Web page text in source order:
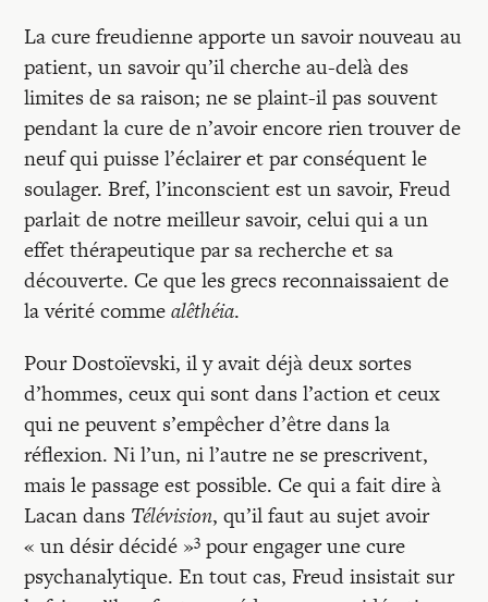
La cure freudienne apporte un savoir nouveau au
patient, un savoir qu’il cherche au-delà des
limites de sa raison; ne se plaint-il pas souvent
pendant la cure de n’avoir encore rien trouver de
neuf qui puisse l’éclairer et par conséquent le
soulager. Bref, l’inconscient est un savoir, Freud
parlait de notre meilleur savoir, celui qui a un
effet thérapeutique par sa recherche et sa
découverte. Ce que les grecs reconnaissaient de
la vérité commealêthéia.
Pour Dostoïevski, il y avait déjà deux sortes
d’hommes, ceux qui sont dans l’action et ceux
qui ne peuvent s’empêcher d’être dans la
réflexion. Ni l’un, ni l’autre ne se prescrivent,
mais le passage est possible. Ce qui a fait dire à
Lacan dans Télévision, qu’il faut au sujet avoir
« un désir décidé »3 pour engager une cure
psychanalytique. En tout cas, Freud insistait sur